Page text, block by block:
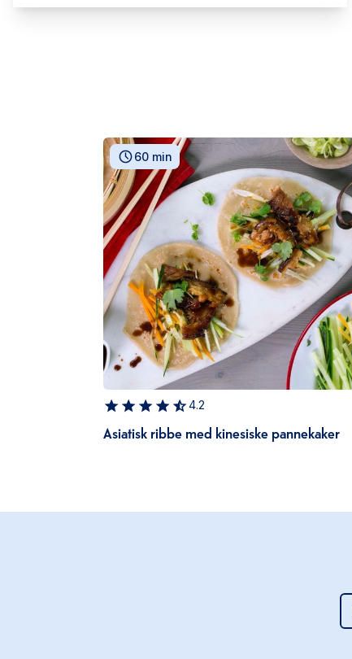
60 min
4.2
Asiatisk ribbe med kinesiske pannekaker